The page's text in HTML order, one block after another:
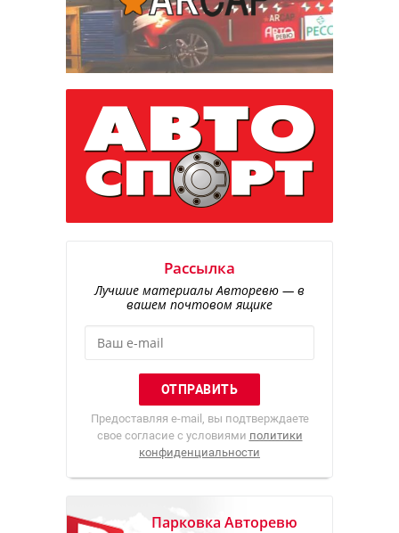
Рассылка
Лучшие материалы Авторевю — в
вашем почтовом ящике
Предоставляя e-mail, вы подтверждаете
свое согласие с условиями политики
конфиденциальности
Парковка Авторевю